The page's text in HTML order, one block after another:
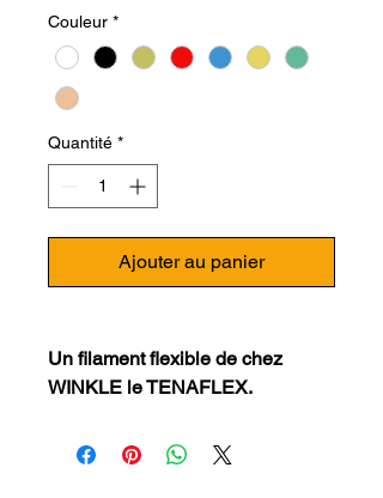
Couleur *
Quantité *
Ajouter au panier
Un filament flexible de chez
WINKLE le TENAFLEX.
(1,75 mm ou 2,85 mm) est